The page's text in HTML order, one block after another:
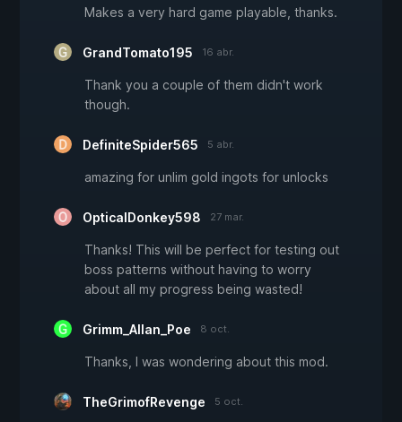
Makes a very hard game playable, thanks.
GrandTomato195 16 abr.
Thank you a couple of them didn't work
though.
DefiniteSpider565 5 abr.
amazing for unlim gold ingots for unlocks
OpticalDonkey598 27 mar.
Thanks! This will be perfect for testing out
boss patterns without having to worry
about all my progress being wasted!
Grimm_Allan_Poe 8 oct.
Thanks, I was wondering about this mod.
TheGrimofRevenge 5 oct.